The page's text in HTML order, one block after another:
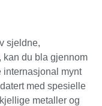
sjeldne,
kan du bla gjennom
internasjonal mynt
med spesielle
metaller og